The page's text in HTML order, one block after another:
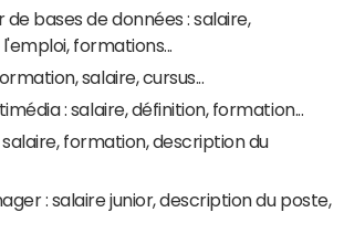
bases de données : salaire,
formations...
salaire, cursus...
: salaire, définition, formation...
formation, description du
: salaire junior, description du poste,